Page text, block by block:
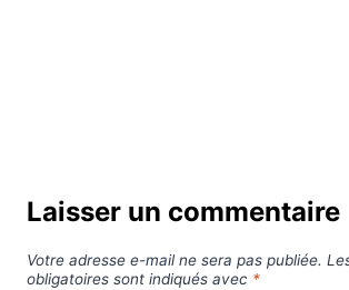
Laisser un commentaire
Votre adresse e-mail ne sera pas publiée.
obligatoires sont indiqués avec *